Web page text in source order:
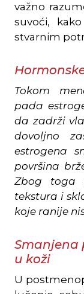
važno
suvoći,
stvarnim
Tokom
pada
da zadrži
dovoljno
estrogena
površina
Zbog toga
tekstura i
koje ranije
Smanjena
u koži
U